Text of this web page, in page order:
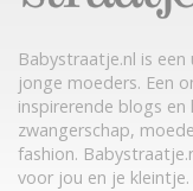
Babystraatje.nl is
jonge moeders. Een
inspirerende blogs
zwangerschap,
fashion.
voor jou en je kleintje.